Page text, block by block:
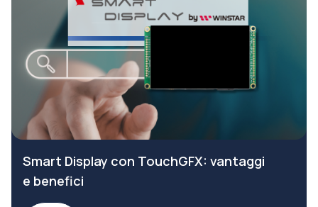
Smart Display con TouchGFX: vantaggi
e benefici